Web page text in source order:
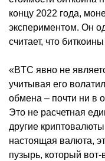
концу 2022 года,
экспериментом. Он
считает, что
«BTC явно не
учитывая его
обмена – почти ни в
Это не расчетная
другие
настоящая валюта,
пузырь, который вот-